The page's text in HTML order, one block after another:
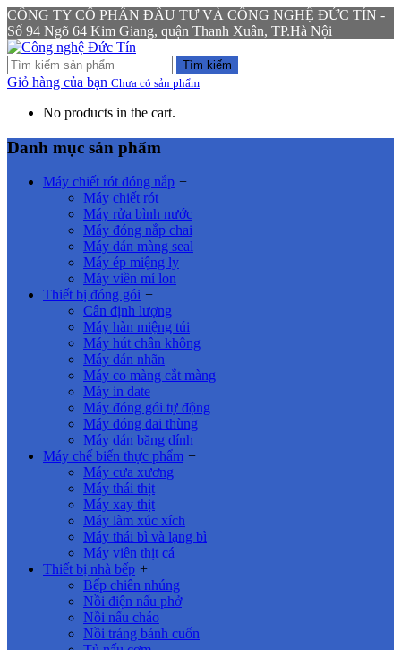
CÔNG TY CỔ PHẦN ĐẦU TƯ VÀ CÔNG NGHỆ ĐỨC TÍN -
Số 94 Ngõ 64 Kim Giang, quận Thanh Xuân, TP.Hà Nội
Tìm kiếm
Giỏ hàng của bạn Chưa có sản phẩm
No products in the cart.
Danh mục sản phẩm
Máy chiết rót đóng nắp +
Máy chiết rót
Máy rửa bình nước
Máy đóng nắp chai
Máy dán màng seal
Máy ép miệng ly
Máy viền mí lon
Thiết bị đóng gói +
Cân định lượng
Máy hàn miệng túi
Máy hút chân không
Máy dán nhãn
Máy co màng cắt màng
Máy in date
Máy đóng gói tự động
Máy đóng đai thùng
Máy dán băng dính
Máy chế biến thực phẩm +
Máy cưa xương
Máy thái thịt
Máy xay thịt
Máy làm xúc xích
Máy thái bì và lạng bì
Máy viên thịt cá
Thiết bị nhà bếp +
Bếp chiên nhúng
Nồi điện nấu phở
Nồi nấu cháo
Nồi tráng bánh cuốn